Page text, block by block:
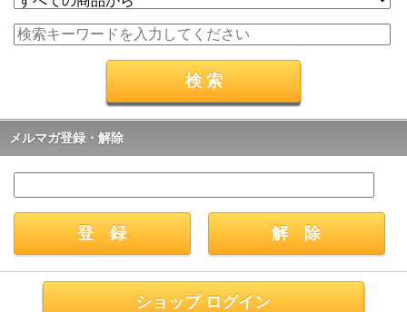
メルマガ登録・解除
ショップ ログイン